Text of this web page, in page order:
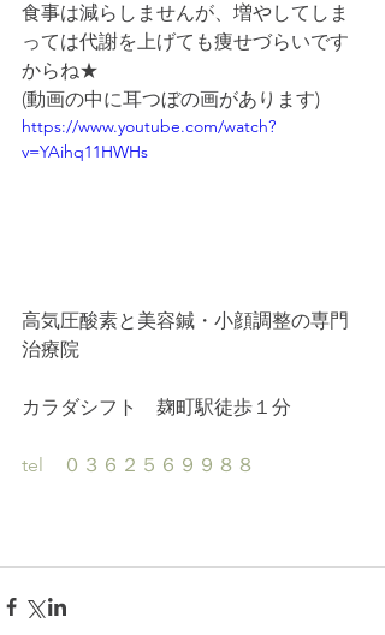
食事は減らしませんが、増やしてしま
っては代謝を上げても痩せづらいです
からね★
(動画の中に耳つぼの画があります)
https://www.youtube.com/watch?
v=YAihq11HWHs
高気圧酸素と美容鍼・小顔調整の専門
治療院
カラダシフト　麹町駅徒歩１分
tel　０３６２５６９９８８